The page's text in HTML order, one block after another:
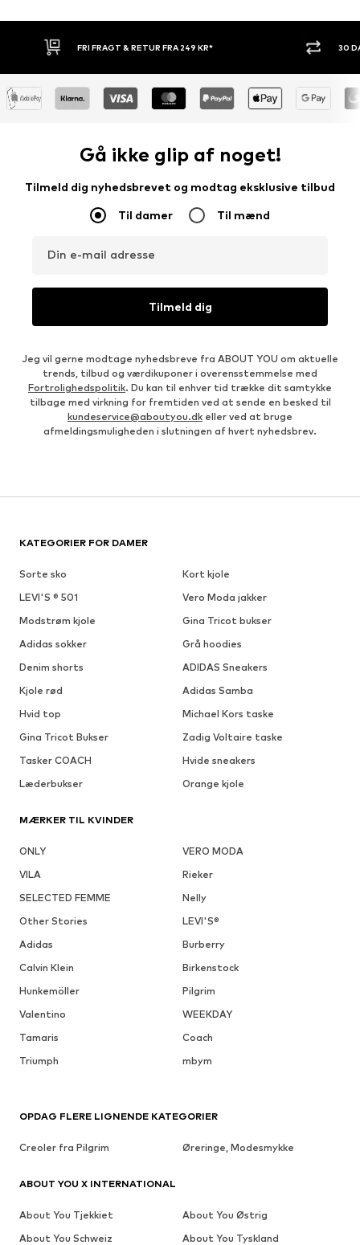
30 DAGES RETURRET KØB
Gå ikke glip af noget!
Tilmeld dig nyhedsbrevet og modtag eksklusive tilbud
Til damer Til mænd
Din e-mail adresse
Tilmeld dig
Jeg vil gerne modtage nyhedsbreve fra ABOUT YOU om aktuelle
trends, tilbud og værdikuponer i overensstemmelse med
Fortrolighedspolitik. Du kan til enhver tid trække dit samtykke
tilbage med virkning for fremtiden ved at sende en besked til
kundeservice@aboutyou.dk eller ved at bruge
afmeldingsmuligheden i slutningen af hvert nyhedsbrev.
KATEGORIER FOR DAMER
Sorte sko
Kort kjole
LEVI'S ® 501
Vero Moda jakker
Modstrøm kjole
Gina Tricot bukser
Adidas sokker
Grå hoodies
Denim shorts
ADIDAS Sneakers
Kjole rød
Adidas Samba
Hvid top
Michael Kors taske
Gina Tricot Bukser
Zadig Voltaire taske
Tasker COACH
Hvide sneakers
Læderbukser
Orange kjole
MÆRKER TIL KVINDER
ONLY
VERO MODA
VILA
Rieker
SELECTED FEMME
Nelly
Other Stories
LEVI'S®
Adidas
Burberry
Calvin Klein
Birkenstock
Hunkemöller
Pilgrim
Valentino
WEEKDAY
Tamaris
Coach
Triumph
mbym
OPDAG FLERE LIGNENDE KATEGORIER
Creoler fra Pilgrim Øreringe, Modesmykke
ABOUT YOU X INTERNATIONAL
About You Tjekkiet
About You Østrig
About You Schweiz
About You Tyskland